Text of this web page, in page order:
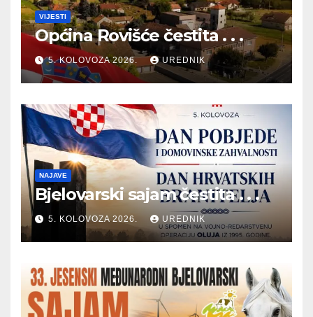
VIJESTI
Općina Rovišće čestita . . .
5. KOLOVOZA 2026. UREDNIK
NAJAVE
Bjelovarski sajam čestita . . .
5. KOLOVOZA 2026. UREDNIK